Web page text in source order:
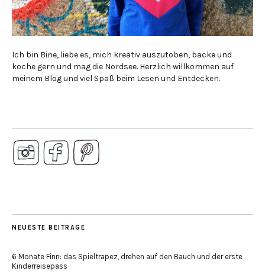
Ich bin Bine, liebe es, mich kreativ auszutoben, backe und
koche gern und mag die Nordsee. Herzlich willkommen auf
meinem Blog und viel Spaß beim Lesen und Entdecken.
NEUESTE BEITRÄGE
6 Monate Finn: das Spieltrapez, drehen auf den Bauch und der erste
Kinderreisepass